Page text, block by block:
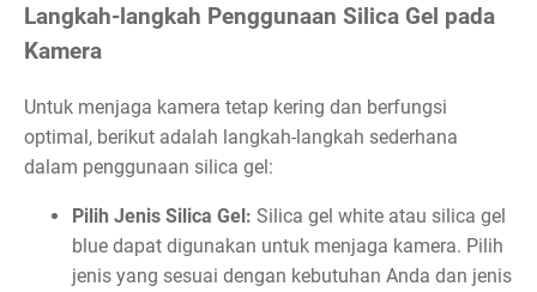
Langkah-langkah Penggunaan Silica Gel pada
Kamera
Untuk menjaga kamera tetap kering dan berfungsi
optimal, berikut adalah langkah-langkah sederhana
dalam penggunaan silica gel:
Pilih Jenis Silica Gel: Silica gel white atau silica gel
blue dapat digunakan untuk menjaga kamera. Pilih
jenis yang sesuai dengan kebutuhan Anda dan jenis